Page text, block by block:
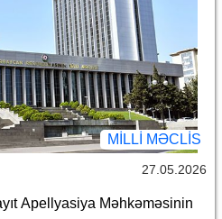
MILLI MƏCLIS
27.05.2026
Apellyasiya Məhkəməsinin